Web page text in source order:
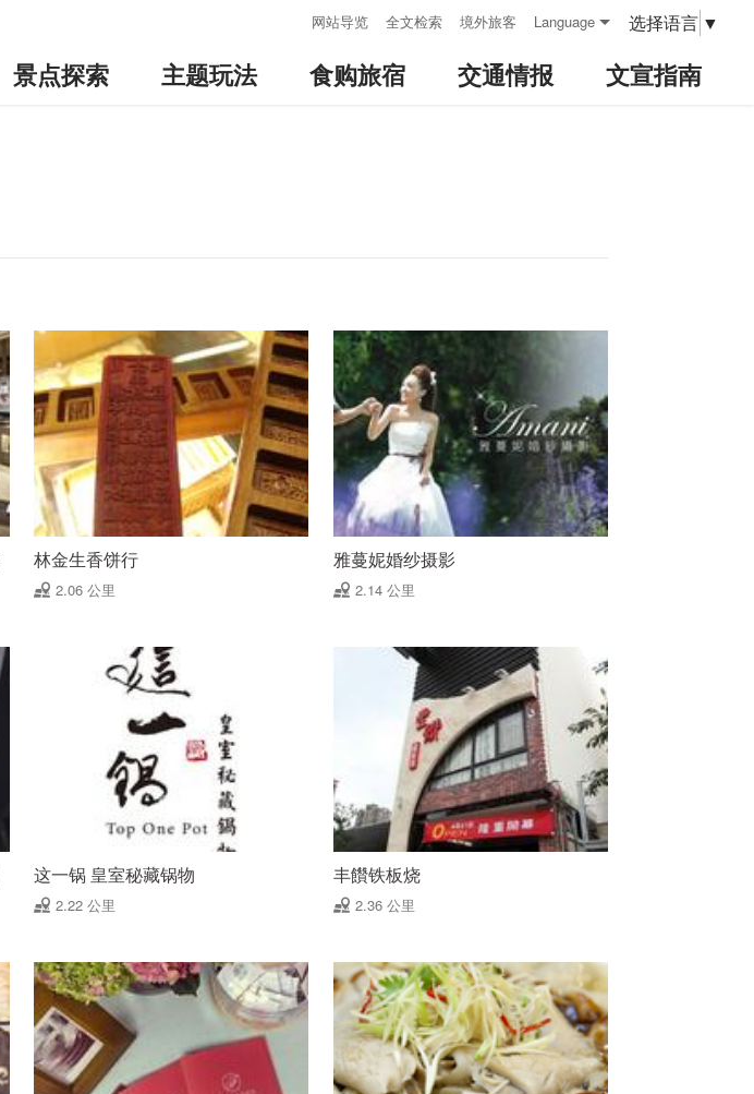
网站导览 全文检索 境外旅客 Language 选择语言 ▼
景点探索 主题玩法 食购旅宿 交通情报 文宣指南
林金生香饼行
2.06 公里
雅蔓妮婚纱摄影
2.14 公里
这一锅 皇室秘藏锅物
2.22 公里
丰饡铁板烧
2.36 公里